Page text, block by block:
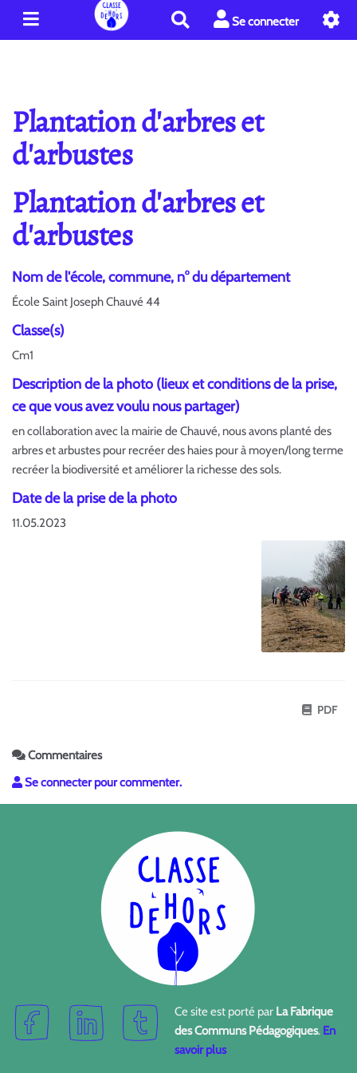
e
r
c
Se connecter
Plantation d'arbres et
d'arbustes
Plantation d'arbres et
d'arbustes
Nom de l'école, commune, n° du département
École Saint Joseph Chauvé 44
Classe(s)
Cm1
Description de la photo (lieux et conditions de la prise,
ce que vous avez voulu nous partager)
en collaboration avec la mairie de Chauvé, nous avons planté des
arbres et arbustes pour recréer des haies pour à moyen/long terme
recréer la biodiversité et améliorer la richesse des sols.
Date de la prise de la photo
11.05.2023
PDF
Commentaires
Se connecter pour commenter.
Ce site est porté par La Fabrique
des Communs Pédagogiques. En
savoir plus